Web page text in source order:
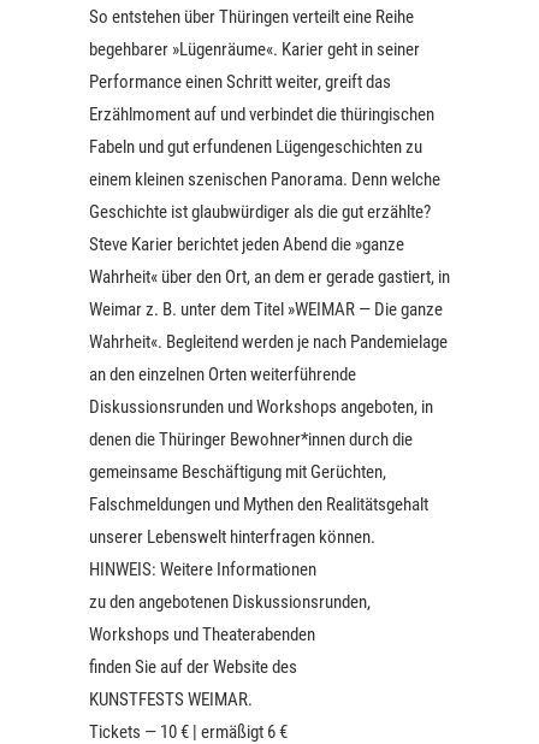
So entstehen über Thüringen verteilt eine Reihe
begehbarer »Lügenräume«. Karier geht in seiner
Performance einen Schritt weiter, greift das
Erzählmoment auf und verbindet die thüringischen
Fabeln und gut erfundenen Lügengeschichten zu
einem kleinen szenischen Panorama. Denn welche
Geschichte ist glaubwürdiger als die gut erzählte?
Steve Karier berichtet jeden Abend die »ganze
Wahrheit« über den Ort, an dem er gerade gastiert, in
Weimar z. B. unter dem Titel »WEIMAR — Die ganze
Wahrheit«. Begleitend werden je nach Pandemielage
an den einzelnen Orten weiterführende
Diskussionsrunden und Workshops angeboten, in
denen die Thüringer Bewohner*innen durch die
gemeinsame Beschäftigung mit Gerüchten,
Falschmeldungen und Mythen den Realitätsgehalt
unserer Lebenswelt hinterfragen können.
HINWEIS: Weitere Informationen
zu den angebotenen Diskussionsrunden,
Workshops und Theaterabenden
finden Sie auf der Website des
KUNSTFESTS WEIMAR.
Tickets — 10 € | ermäßigt 6 €